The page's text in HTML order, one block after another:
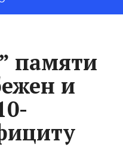
памяти
и